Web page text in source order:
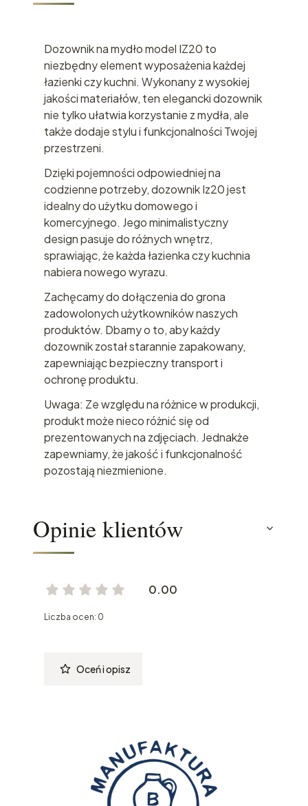
Dozownik na mydło model IZ20 to
niezbędny element wyposażenia każdej
łazienki czy kuchni. Wykonany z wysokiej
jakości materiałów, ten elegancki dozownik
nie tylko ułatwia korzystanie z mydła, ale
także dodaje stylu i funkcjonalności Twojej
przestrzeni.
Dzięki pojemności odpowiedniej na
codzienne potrzeby, dozownik Iz20 jest
idealny do użytku domowego i
komercyjnego. Jego minimalistyczny
design pasuje do różnych wnętrz,
sprawiając, że każda łazienka czy kuchnia
nabiera nowego wyrazu.
Zachęcamy do dołączenia do grona
zadowolonych użytkowników naszych
produktów. Dbamy o to, aby każdy
dozownik został starannie zapakowany,
zapewniając bezpieczny transport i
ochronę produktu.
Uwaga: Ze względu na różnice w produkcji,
produkt może nieco różnić się od
prezentowanych na zdjęciach. Jednakże
zapewniamy, że jakość i funkcjonalność
pozostają niezmienione.
Opinie klientów
0.00
Liczba ocen: 0
Oceń i opisz